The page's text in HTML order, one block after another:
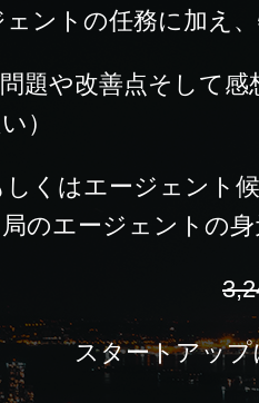
ントの任務に加え
題や改善点そして
）
くはエージェント
のエージェントの
スタートアップ